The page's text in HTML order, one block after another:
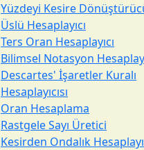
Yüzdeyi Kesire
Üslü Hesaplayıcı
Ters Oran Hesaplayıcı
Bilimsel Notasyon
Descartes' İşaretler Kuralı
Hesaplayıcısı
Oran Hesaplama
Rastgele Sayı Üretici
Kesirden Ondalık